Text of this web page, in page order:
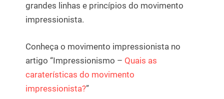
grandes linhas e princípios do movimento
impressionista.
Conheça o movimento impressionista no
artigo “Impressionismo – Quais as
caraterísticas do movimento
impressionista?”